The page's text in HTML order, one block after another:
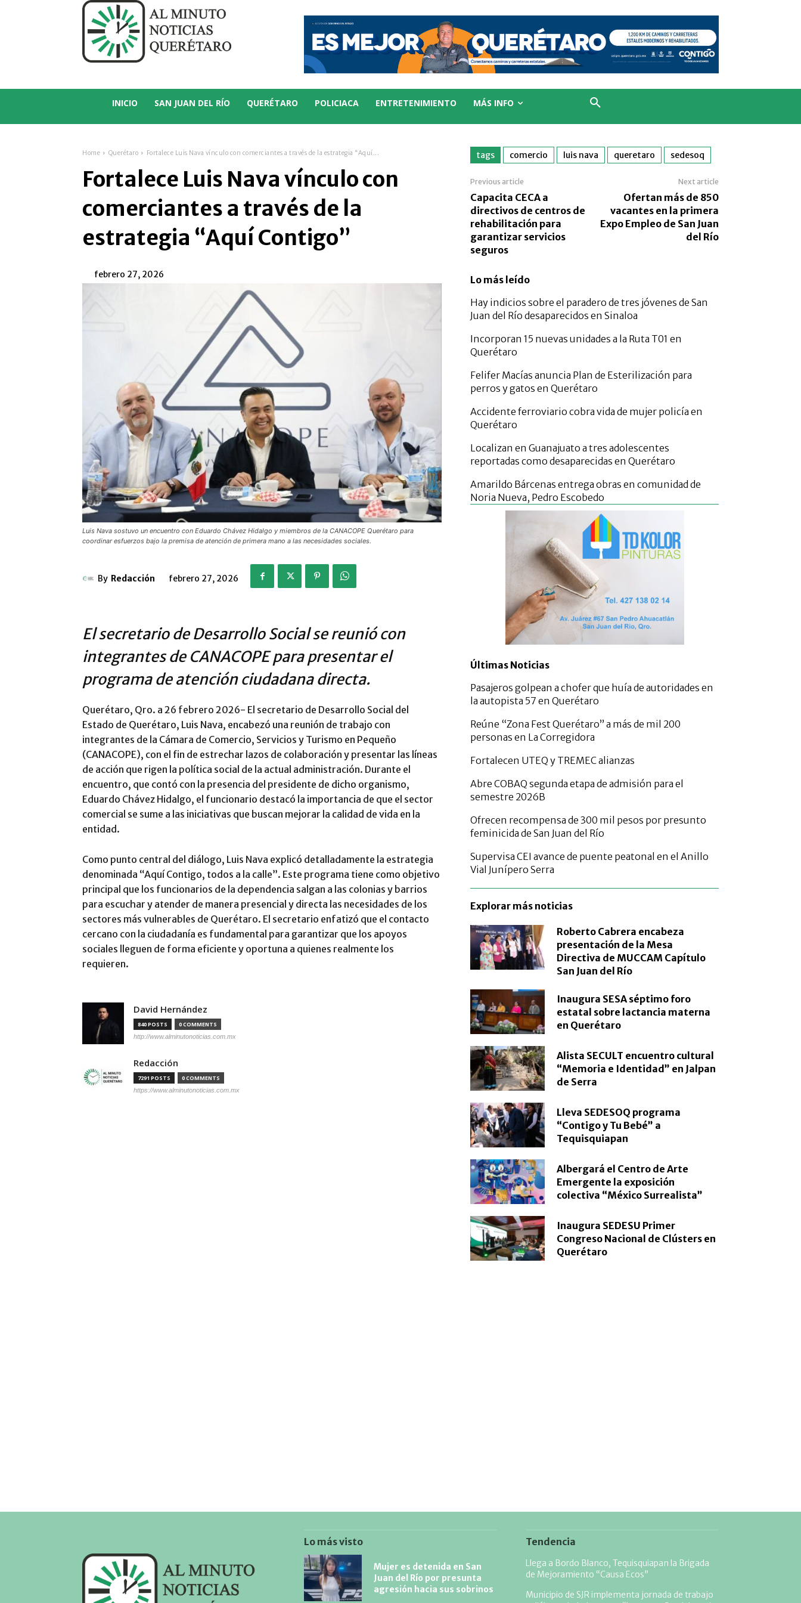
INICIO SAN JUAN DEL RÍO QUERÉTARO POLICIACA ENTRETENIMIENTO MÁS INFO
Home Querétaro Fortalece Luis Nava vínculo con comerciantes a través de la estrategia “Aquí...
Fortalece Luis Nava vínculo con
comerciantes a través de la
estrategia “Aquí Contigo”
febrero 27, 2026
Luis Nava sostuvo un encuentro con Eduardo Chávez Hidalgo y miembros de la CANACOPE Querétaro para
coordinar esfuerzos bajo la premisa de atención de primera mano a las necesidades sociales.
By Redacción febrero 27, 2026
El secretario de Desarrollo Social se reunió con
integrantes de CANACOPE para presentar el
programa de atención ciudadana directa.
Querétaro, Qro. a 26 febrero 2026- El secretario de Desarrollo Social del
Estado de Querétaro, Luis Nava, encabezó una reunión de trabajo con
integrantes de la Cámara de Comercio, Servicios y Turismo en Pequeño
(CANACOPE), con el fin de estrechar lazos de colaboración y presentar las líneas
de acción que rigen la política social de la actual administración. Durante el
encuentro, que contó con la presencia del presidente de dicho organismo,
Eduardo Chávez Hidalgo, el funcionario destacó la importancia de que el sector
comercial se sume a las iniciativas que buscan mejorar la calidad de vida en la
entidad.
Como punto central del diálogo, Luis Nava explicó detalladamente la estrategia
denominada “Aquí Contigo, todos a la calle”. Este programa tiene como objetivo
principal que los funcionarios de la dependencia salgan a las colonias y barrios
para escuchar y atender de manera presencial y directa las necesidades de los
sectores más vulnerables de Querétaro. El secretario enfatizó que el contacto
cercano con la ciudadanía es fundamental para garantizar que los apoyos
sociales lleguen de forma eficiente y oportuna a quienes realmente los
requieren.
David Hernández
840 POSTS 0 COMMENTS
http://www.alminutonoticias.com.mx
Redacción
7291 POSTS 0 COMMENTS
https://www.alminutonoticias.com.mx
tags comercio luis nava queretaro sedesoq
Previous article
Capacita CECA a
directivos de centros de
rehabilitación para
garantizar servicios
seguros
Next article
Ofertan más de 850
vacantes en la primera
Expo Empleo de San Juan
del Río
Lo más leído
Hay indicios sobre el paradero de tres jóvenes de San
Juan del Río desaparecidos en Sinaloa
Incorporan 15 nuevas unidades a la Ruta T01 en
Querétaro
Felifer Macías anuncia Plan de Esterilización para
perros y gatos en Querétaro
Accidente ferroviario cobra vida de mujer policía en
Querétaro
Localizan en Guanajuato a tres adolescentes
reportadas como desaparecidas en Querétaro
Amarildo Bárcenas entrega obras en comunidad de
Noria Nueva, Pedro Escobedo
Últimas Noticias
Pasajeros golpean a chofer que huía de autoridades en
la autopista 57 en Querétaro
Reúne “Zona Fest Querétaro” a más de mil 200
personas en La Corregidora
Fortalecen UTEQ y TREMEC alianzas
Abre COBAQ segunda etapa de admisión para el
semestre 2026B
Ofrecen recompensa de 300 mil pesos por presunto
feminicida de San Juan del Río
Supervisa CEI avance de puente peatonal en el Anillo
Vial Junípero Serra
Explorar más noticias
Roberto Cabrera encabeza
presentación de la Mesa
Directiva de MUCCAM Capítulo
San Juan del Río
Inaugura SESA séptimo foro
estatal sobre lactancia materna
en Querétaro
Alista SECULT encuentro cultural
“Memoria e Identidad” en Jalpan
de Serra
Lleva SEDESOQ programa
“Contigo y Tu Bebé” a
Tequisquiapan
Albergará el Centro de Arte
Emergente la exposición
colectiva “México Surrealista”
Inaugura SEDESU Primer
Congreso Nacional de Clústers en
Querétaro
Lo más visto
Mujer es detenida en San
Juan del Río por presunta
agresión hacia sus sobrinos
Tendencia
Llega a Bordo Blanco, Tequisquiapan la Brigada
de Mejoramiento “Causa Ecos”
Municipio de SJR implementa jornada de trabajo